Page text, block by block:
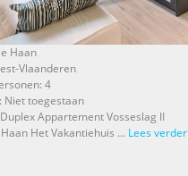
Haan
Vlaanderen
4
Niet toegestaan
Appartement Vosseslag II
Het Vakantiehuis ... Lees verder